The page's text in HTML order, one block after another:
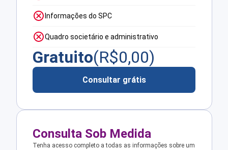
Informações do SPC
Quadro societário e administrativo
Gratuito(R$0,00)
Consultar grátis
Consulta Sob Medida
Tenha acesso completo a todas as informações sobre um